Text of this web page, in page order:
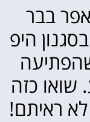
בבר
היפ
שואו כזה
ראיתם!